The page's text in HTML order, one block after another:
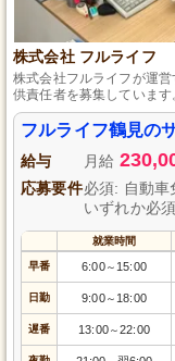
株式会社 フルライフ
株式会社フルライフが運
供責任者を募集していま
域の皆様の生活をサポー
やりがいを感じながら成
せんので、介護業界で新
お待ちしております。
フルライフ鶴見の
給与 月給
応募要件必須: 自動車
いずれか必
就業時間
早番 6:00～ 15:00
日勤 9:00～ 18:00
遅番 13:00～22:00